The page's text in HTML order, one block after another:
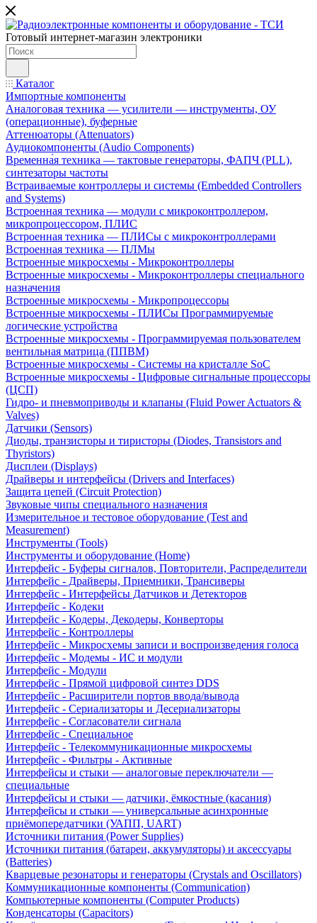
Готовый интернет-магазин электроники
Каталог
Импортные компоненты
Аналоговая техника — усилители — инструменты, ОУ
(операционные), буферные
Аттенюаторы (Attenuators)
Аудиокомпоненты (Audio Components)
Временна́я техника — тактовые генераторы, ФАПЧ (PLL),
синтезаторы частоты
Встраиваемые контроллеры и системы (Embedded Controllers
and Systems)
Встроенная техника — модули с микроконтроллером,
микропроцессором, ПЛИС
Встроенная техника — ПЛИСы с микроконтроллерами
Встроенная техника — ПЛМы
Встроенные микросхемы - Микроконтроллеры
Встроенные микросхемы - Микроконтроллеры специального
назначения
Встроенные микросхемы - Микропроцессоры
Встроенные микросхемы - ПЛИСы Программируемые
логические устройства
Встроенные микросхемы - Программируемая пользователем
вентильная матрица (ППВМ)
Встроенные микросхемы - Системы на кристалле SoC
Встроенные микросхемы - Цифровые сигнальные процессоры
(ЦСП)
Гидро- и пневмоприводы и клапаны (Fluid Power Actuators &
Valves)
Датчики (Sensors)
Диоды, транзисторы и тиристоры (Diodes, Transistors and
Thyristors)
Дисплеи (Displays)
Драйверы и интерфейсы (Drivers and Interfaces)
Защита цепей (Circuit Protection)
Звуковые чипы специального назначения
Измерительное и тестовое оборудование (Test and
Measurement)
Инструменты (Tools)
Инструменты и оборудование (Home)
Интерфейс - Буферы сигналов, Повторители, Распределители
Интерфейс - Драйверы, Приемники, Трансиверы
Интерфейс - Интерфейсы Датчиков и Детекторов
Интерфейс - Кодеки
Интерфейс - Кодеры, Декодеры, Конверторы
Интерфейс - Контроллеры
Интерфейс - Микросхемы записи и воспроизведения голоса
Интерфейс - Модемы - ИС и модули
Интерфейс - Модули
Интерфейс - Прямой цифровой синтез DDS
Интерфейс - Расширители портов ввода/вывода
Интерфейс - Сериализаторы и Десериализаторы
Интерфейс - Согласователи сигнала
Интерфейс - Специальное
Интерфейс - Телекоммуникационные микросхемы
Интерфейс - Фильтры - Активные
Интерфейсы и стыки — аналоговые переключатели —
специальные
Интерфейсы и стыки — датчики, ёмкостные (касания)
Интерфейсы и стыки — универсальные асинхронные
приёмопередатчики (УАПП, UART)
Источники питания (Power Supplies)
Источники питания (батареи, аккумуляторы) и аксессуары
(Batteries)
Кварцевые резонаторы и генераторы (Crystals and Oscillators)
Коммуникационные компоненты (Communication)
Компьютерные компоненты (Computer Products)
Конденсаторы (Capacitors)